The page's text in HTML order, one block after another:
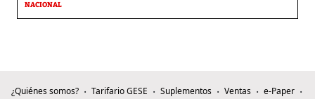
NACIONAL
¿Quiénes somos? Tarifario GESE Suplementos Ventas
e-Paper